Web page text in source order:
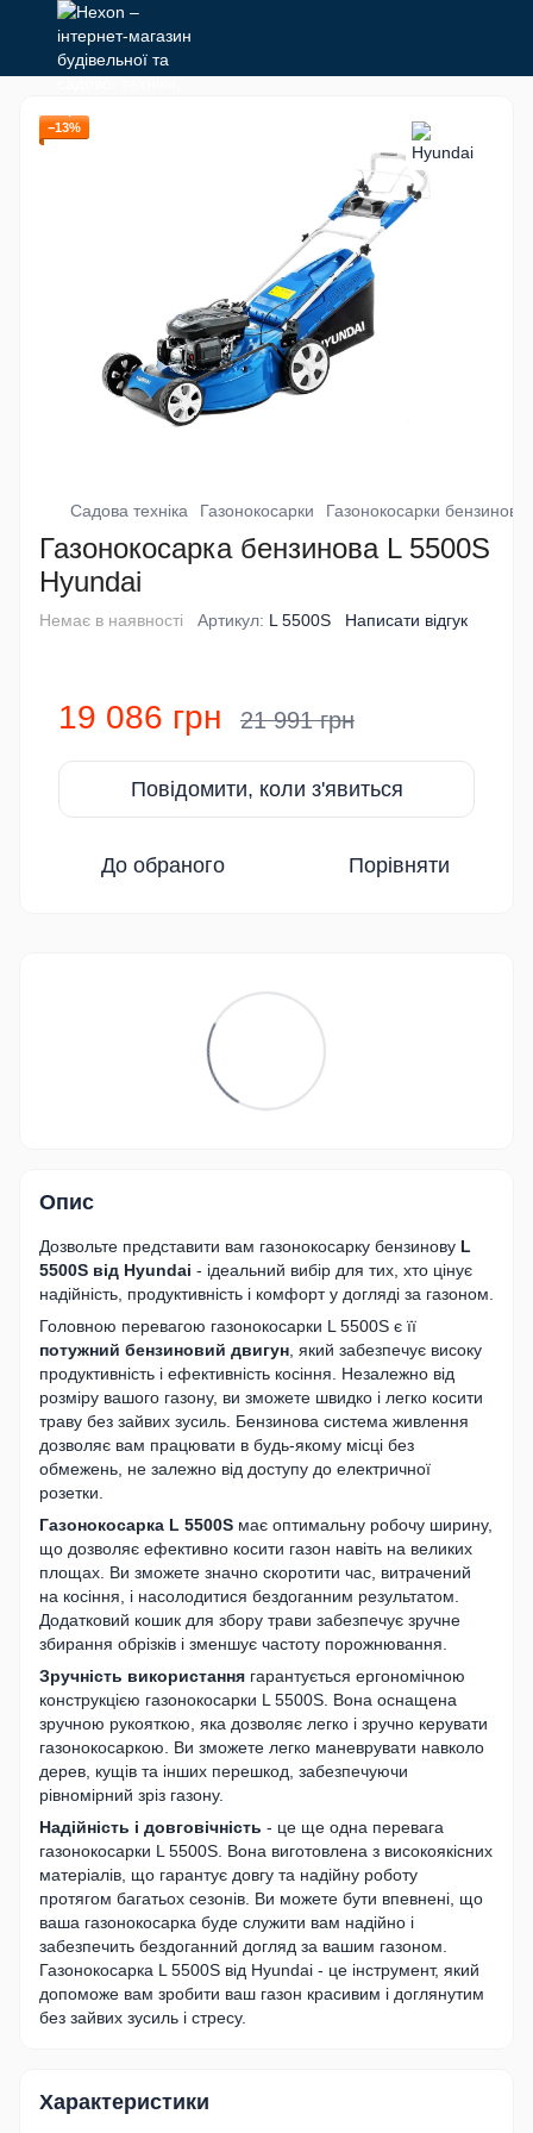
−13%
Садова техніка Газонокосарки Газонокосарки бензинові
Газонокосарка бензинова L 5500S
Hyundai
Немає в наявності Артикул: L 5500S Написати відгук
19 086 грн 21 991 грн
Повідомити, коли з'явиться
До обраного Порівняти
Опис
Дозвольте представити вам газонокосарку бензинову L
5500S від Hyundai - ідеальний вибір для тих, хто цінує
надійність, продуктивність і комфорт у догляді за газоном.
Головною перевагою газонокосарки L 5500S є її
потужний бензиновий двигун , який забезпечує високу
продуктивність і ефективність косіння. Незалежно від
розміру вашого газону, ви зможете швидко і легко косити
траву без зайвих зусиль. Бензинова система живлення
дозволяє вам працювати в будь-якому місці без
обмежень, не залежно від доступу до електричної
розетки.
Газонокосарка L 5500S має оптимальну робочу ширину,
що дозволяє ефективно косити газон навіть на великих
площах. Ви зможете значно скоротити час, витрачений
на косіння, і насолодитися бездоганним результатом.
Додатковий кошик для збору трави забезпечує зручне
збирання обрізків і зменшує частоту порожнювання.
Зручність використання гарантується ергономічною
конструкцією газонокосарки L 5500S. Вона оснащена
зручною рукояткою, яка дозволяє легко і зручно керувати
газонокосаркою. Ви зможете легко маневрувати навколо
дерев, кущів та інших перешкод, забезпечуючи
рівномірний зріз газону.
Надійність і довговічність - це ще одна перевага
газонокосарки L 5500S. Вона виготовлена з високоякісних
матеріалів, що гарантує довгу та надійну роботу
протягом багатьох сезонів. Ви можете бути впевнені, що
ваша газонокосарка буде служити вам надійно і
забезпечить бездоганний догляд за вашим газоном.
Газонокосарка L 5500S від Hyundai - це інструмент, який
допоможе вам зробити ваш газон красивим і доглянутим
без зайвих зусиль і стресу.
Характеристики